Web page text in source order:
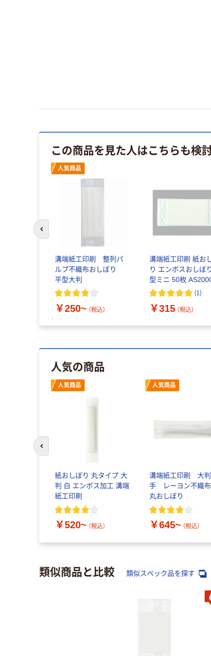
この商品を見た人はこちらも検
人気商品
溝端紙工印刷 整列パ
ルプ不織布おしぼり
平型大判
￥250~ （税込）
溝端紙工印刷 紙お
り エンボスおしぼ
型ミニ 50枚 AS2000
セット（100枚:50枚
(1)
￥315 （税込）
人気の商品
人気商品
紙おしぼり 丸タイプ 大
判 白 エンボス加工 溝端
紙工印刷
￥520~ （税込）
人気商品
溝端紙工印刷 大
手 レーヨン不織
丸おしぼり
￥645~ （税込）
前のスライドへ
類似商品と比較 類似スペック品を探す